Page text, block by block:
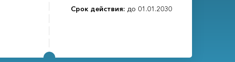
Срок действия: до 01.01.2030